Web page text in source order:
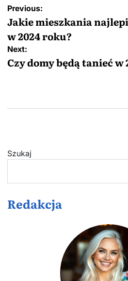
Previous:
Jakie mieszkania
w 2024 roku?
Next:
Czy domy będą tanieć w
Szukaj
Redakcja